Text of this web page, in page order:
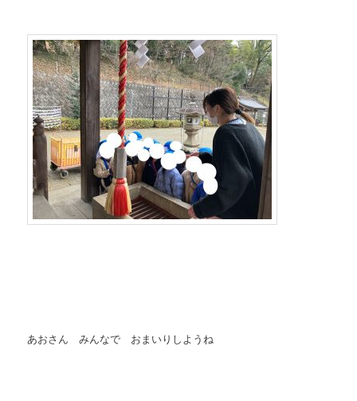
あおさん みんなで おまいりしようね